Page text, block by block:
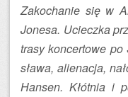
Zakochanie się w
Jonesa. Ucieczka
trasy koncertowe
sława, alienacja,
Hansen. Kłótnia i